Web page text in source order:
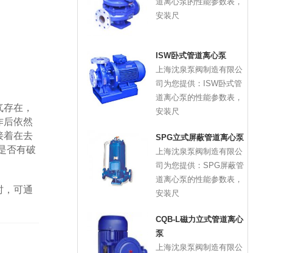
在，
后依然
着在去
否有破
，可通
安装尺
ISW卧式管道离心泵
上海沈泉泵阀制造有限公
司为您提供：ISW卧式管
道离心泵的性能参数表，
安装尺
SPG立式屏蔽管道离心泵
上海沈泉泵阀制造有限公
司为您提供：SPG屏蔽管
道离心泵的性能参数表，
安装尺
CQB-L磁力立式管道离心
泵
上海沈泉泵阀制造有限公